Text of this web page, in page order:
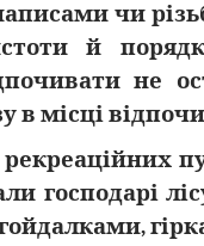
чи
й
не
в місці
рекреаційних
господарі